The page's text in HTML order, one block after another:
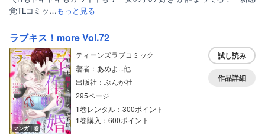
覚TLコミッ…もっと見る
ラブキス！more Vol.72
マンガ｜巻
ティーンズラブコミック
著者：あめよ...他
出版社：ぶんか社
295ページ
1巻レンタル：300ポイント
1巻購入：600ポイント
試し読み
作品詳細